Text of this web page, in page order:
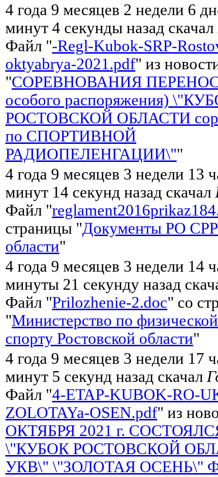
4 года 9 месяцев 2 недели 6
минут 4 секунды назад скачал
Файл "-Regl-Kubok-SRP-
oktyabrya-2021.pdf" из
"СОРЕВНОВАНИЯ
особого распоряжения)
РОСТОВСКОЙ ОБЛАСТИ
по СПОРТИВНОЙ
РАДИОПЕЛЕНГАЦИИ\""
4 года 9 месяцев 3 недели 13
минут 14 секунд назад скачал
Файл "
страницы "Документы РО СРР
области"
4 года 9 месяцев 3 недели 14
минуты 21 секунду назад
Файл "Prilozhenie-2.doc" со
"Министерство по
спорту Ростовской области"
4 года 9 месяцев 3 недели 17
минут 5 секунд назад скачал
Файл "4-ETAP-KUBOK-RO-
ZOLOTAYa-OSEN.pdf" из
ОКТЯБРЯ 2021 г.
\"КУБОК РОСТОВСКОЙ
УКВ\" \"ЗОЛОТАЯ ОСЕНЬ\"